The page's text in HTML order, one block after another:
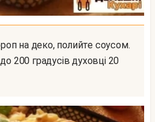
до 200 градусів духовці 20